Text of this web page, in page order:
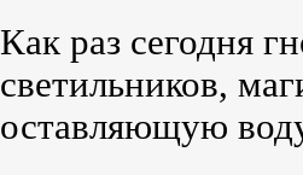
Как раз сегодня
светильников,
оставляющую